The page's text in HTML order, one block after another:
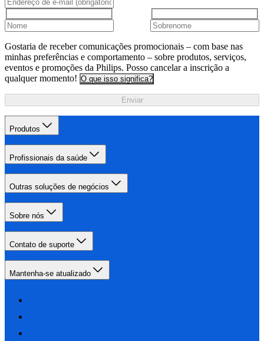
Gostaria de receber comunicações promocionais – com base nas
minhas preferências e comportamento – sobre produtos, serviços,
eventos e promoções da Philips. Posso cancelar a inscrição a
qualquer momento! O que isso significa?
Enviar
Produtos
Profissionais da saúde
Outras soluções de negócios
Sobre nós
Contato de suporte
Mantenha-se atualizado